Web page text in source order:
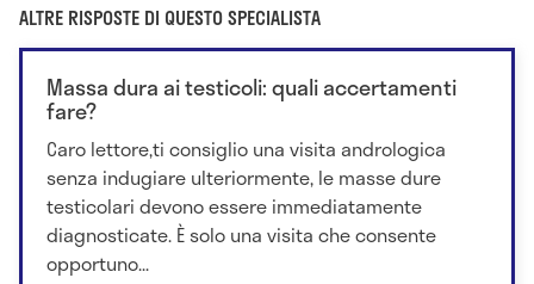
ALTRE RISPOSTE DI QUESTO SPECIALISTA
Massa dura ai testicoli: quali accertamenti
fare?
Caro lettore,ti consiglio una visita andrologica
senza indugiare ulteriormente, le masse dure
testicolari devono essere immediatamente
diagnosticate. È solo una visita che consente
opportuno...